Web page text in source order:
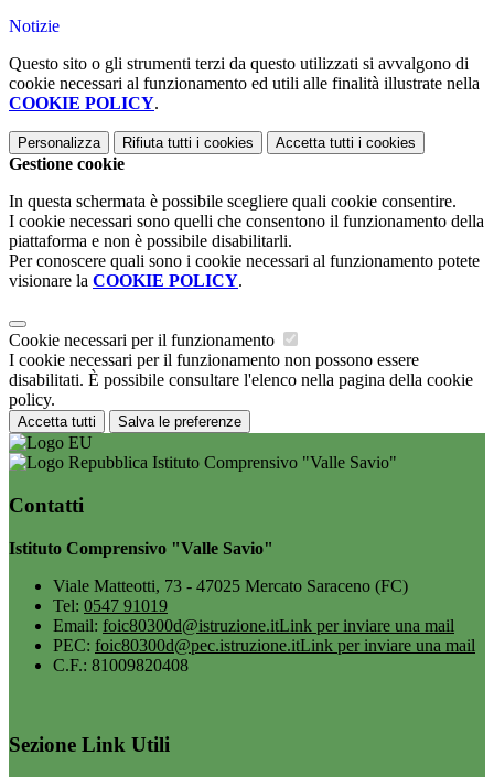
Notizie
Questo sito o gli strumenti terzi da questo utilizzati si avvalgono di
cookie necessari al funzionamento ed utili alle finalità illustrate nella
COOKIE POLICY.
Personalizza Rifiuta tutti i cookies Accetta tutti i cookies
Gestione cookie
In questa schermata è possibile scegliere quali cookie consentire.
I cookie necessari sono quelli che consentono il funzionamento della
piattaforma e non è possibile disabilitarli.
Per conoscere quali sono i cookie necessari al funzionamento potete
visionare la COOKIE POLICY.
Cookie necessari per il funzionamento
I cookie necessari per il funzionamento non possono essere
disabilitati. È possibile consultare l'elenco nella pagina della cookie
policy.
Accetta tutti Salva le preferenze
Istituto Comprensivo "Valle Savio"
Contatti
Istituto Comprensivo "Valle Savio"
Viale Matteotti, 73 - 47025 Mercato Saraceno (FC)
Tel: 0547 91019
Email: foic80300d@istruzione.itLink per inviare una mail
PEC: foic80300d@pec.istruzione.itLink per inviare una mail
C.F.: 81009820408
Sezione Link Utili